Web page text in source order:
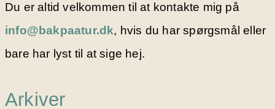
Du er altid velkommen til at kontakte mig på
info@bakpaatur.dk, hvis du har spørgsmål eller
bare har lyst til at sige hej.
Arkiver